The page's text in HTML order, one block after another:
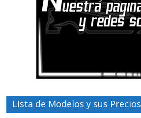
Lista de Modelos y sus Precios